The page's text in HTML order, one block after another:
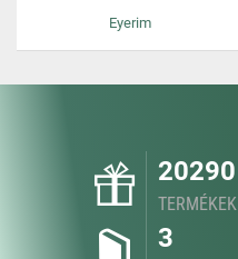
Eyerim
20290
TERMÉKEK
3